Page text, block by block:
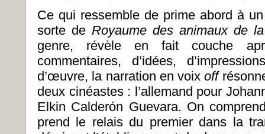
Ce qui ressemble de prime abord à
sorte de Royaume des animaux de
genre, révèle en fait couche
commentaires, d’idées,
d’œuvre, la narration en voixoff
deux cinéastes : l’allemand pour
Elkin Calderón Guevara. On
prend le relais du premier dans la